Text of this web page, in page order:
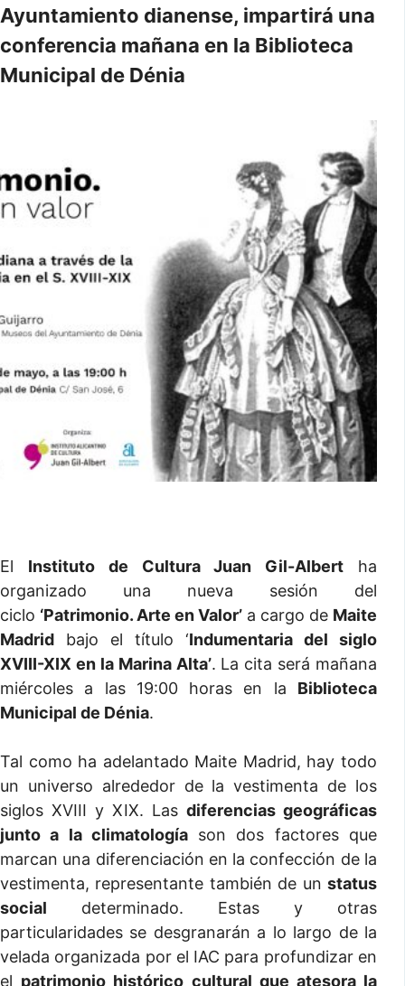
Ayuntamiento dianense, impartirá una
conferencia mañana en la Biblioteca
Municipal de Dénia
El Instituto de Cultura Juan Gil-Albert ha
organizado una nueva sesión del
ciclo ‘Patrimonio. Arte en Valor’ a cargo de Maite
Madrid bajo el título ‘Indumentaria del siglo
XVIII-XIX en la Marina Alta’. La cita será mañana
miércoles a las 19:00 horas en la Biblioteca
Municipal de Dénia.
Tal como ha adelantado Maite Madrid, hay todo
un universo alrededor de la vestimenta de los
siglos XVIII y XIX. Las diferencias geográficas
junto a la climatologíason dos factores que
marcan una diferenciación en la confección de la
vestimenta, representante también de un status
social determinado. Estas y otras
particularidades se desgranarán a lo largo de la
velada organizada por el IAC para profundizar en
el patrimonio histórico cultural que atesora la